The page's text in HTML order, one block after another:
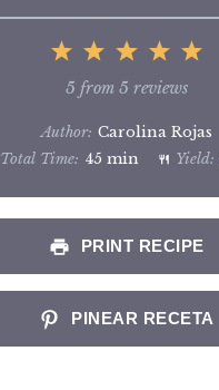
5
4
Stars
3
Stars
2
Stars
1
Star
5 from 5 reviews
Author: Carolina Rojas
Total Time: 45 min Yield:
PRINT RECIPE
PINEAR RECETA